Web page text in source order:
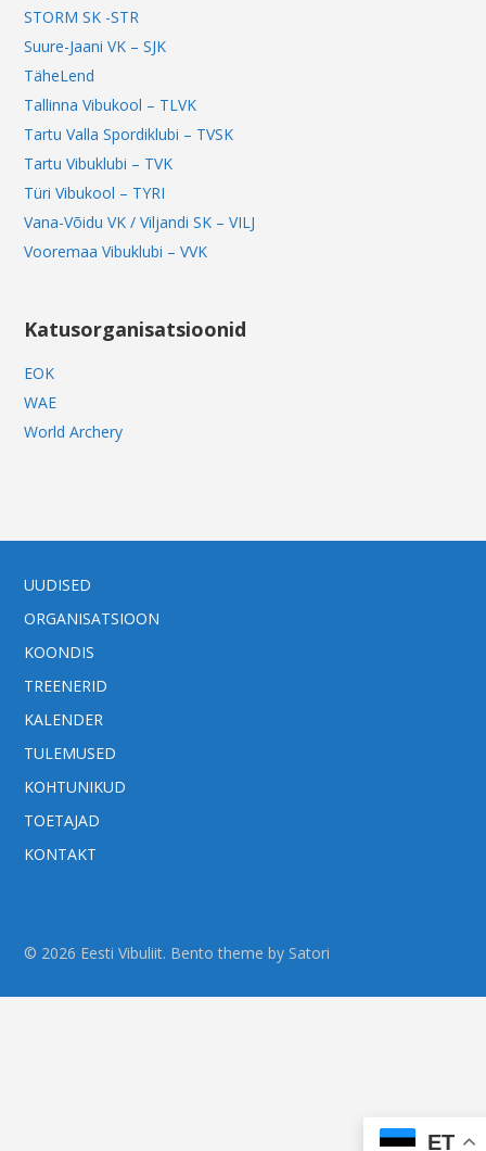
STORM SK -STR
Suure-Jaani VK – SJK
TäheLend
Tallinna Vibukool – TLVK
Tartu Valla Spordiklubi – TVSK
Tartu Vibuklubi – TVK
Türi Vibukool – TYRI
Vana-Võidu VK / Viljandi SK – VILJ
Vooremaa Vibuklubi – VVK
Katusorganisatsioonid
EOK
WAE
World Archery
UUDISED
ORGANISATSIOON
KOONDIS
TREENERID
KALENDER
TULEMUSED
KOHTUNIKUD
TOETAJAD
KONTAKT
© 2026 Eesti Vibuliit. Bento theme by Satori
ET